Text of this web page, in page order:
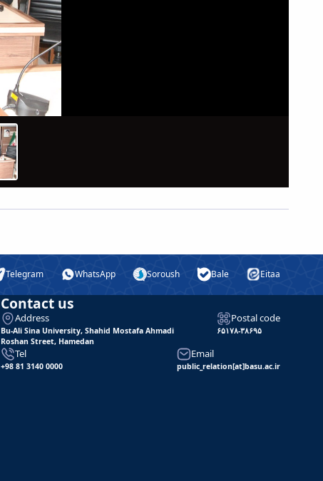
Telegram WhatsApp Soroush Bale Eitaa
Contact us
Address
Bu-Ali Sina University, Shahid Mostafa Ahmadi
Roshan Street, Hamedan
Postal code
۶۵۱۷۸-۳۸۶۹۵
Tel
+98 81 3140 0000
Email
public_relation[at]basu.ac.ir